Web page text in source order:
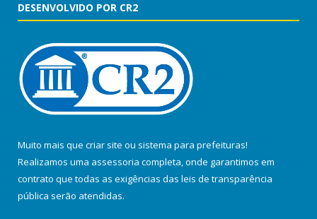
DESENVOLVIDO POR CR2
Muito mais que criar site ou sistema para prefeituras!
Realizamos uma assessoria completa, onde garantimos em
contrato que todas as exigências das leis de transparência
pública serão atendidas.